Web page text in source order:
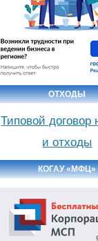
ОТХОДЫ
Типовой договор
и отходы
КОГАУ «МФЦ»